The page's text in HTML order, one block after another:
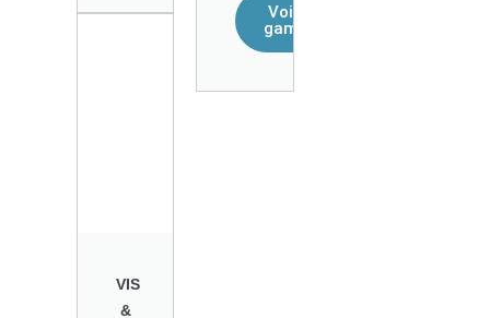
VIS
&
Voir la
gamme